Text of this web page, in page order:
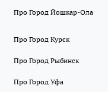
Про Город Йошкар-Ола
Про Город Курск
Про Город Рыбинск
Про Город Уфа